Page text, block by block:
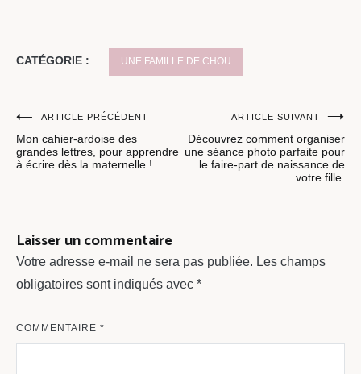
CATÉGORIE : UNE FAMILLE DE CHOU
Navigation
de
ARTICLE PRÉCÉDENT
Mon cahier-ardoise des
grandes lettres, pour apprendre
à écrire dès la maternelle !
ARTICLE SUIVANT
Découvrez comment organiser
une séance photo parfaite pour
le faire-part de naissance de
votre fille.
Laisser un commentaire
Votre adresse e-mail ne sera pas publiée. Les champs
obligatoires sont indiqués avec *
COMMENTAIRE *